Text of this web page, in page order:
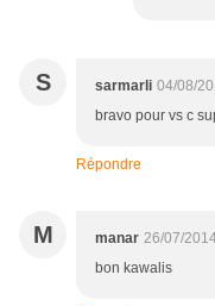
S sarmarli 04/08/
bravo pour vs c
Répondre
M manar 26/07/
bon kawalis